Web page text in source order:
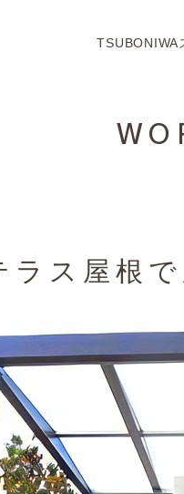
TSUBONIWA
ラス屋根